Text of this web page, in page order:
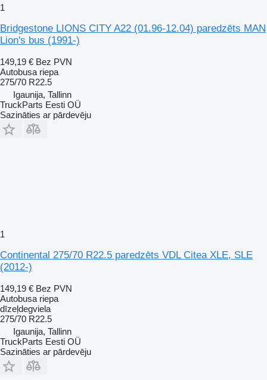
1
Bridgestone LIONS CITY A22 (01.96-12.04) paredzēts MAN
Lion's bus (1991-)
149,19 € Bez PVN
Autobusa riepa
275/70 R22.5
Igaunija, Tallinn
TruckParts Eesti OÜ
Sazināties ar pārdevēju
1
Continental 275/70 R22.5 paredzēts VDL Citea XLE, SLE
(2012-)
149,19 € Bez PVN
Autobusa riepa
dīzeļdegviela
275/70 R22.5
Igaunija, Tallinn
TruckParts Eesti OÜ
Sazināties ar pārdevēju